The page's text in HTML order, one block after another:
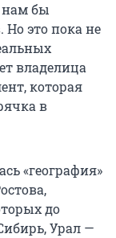
нам бы
Но это пока не
владелица
которая
в
«география»
до
Урал —